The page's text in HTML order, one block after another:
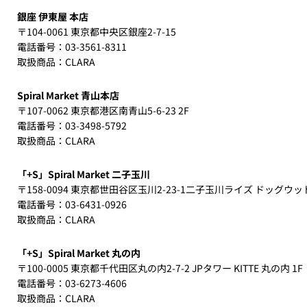
銀座 伊東屋 本店
〒104-0061 東京都中央区銀座2-7-15
電話番号：03-3561-8311
取扱商品：CLARA
Spiral Market 青山本店
〒107-0062 東京都港区南青山5-6-23 2F
電話番号：03-3498-5792
取扱商品：CLARA
「+S」Spiral Market 二子玉川
〒158-0094 東京都世田谷区玉川2-23-1二子玉川ライズ ドッグウッ
電話番号：03-6431-0926
取扱商品：CLARA
「+S」Spiral Market 丸の内
〒100-0005 東京都千代田区丸の内2-7-2 JPタワー KITTE 丸の内 1F
電話番号：03-6273-4606
取扱商品：CLARA​